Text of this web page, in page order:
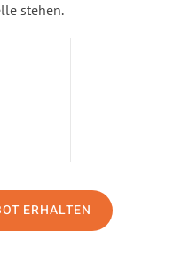
stehen.
ERHALTEN